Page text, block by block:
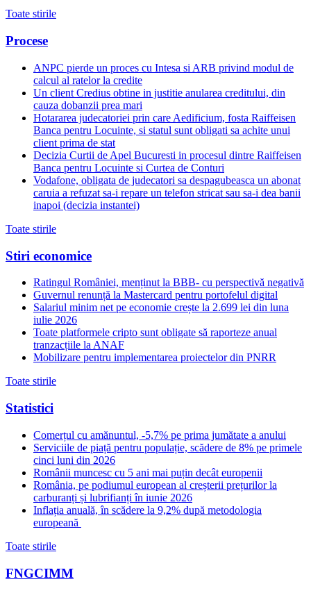
Toate stirile
Procese
ANPC pierde un proces cu Intesa si ARB privind modul de
calcul al ratelor la credite
Un client Credius obtine in justitie anularea creditului, din
cauza dobanzii prea mari
Hotararea judecatoriei prin care Aedificium, fosta Raiffeisen
Banca pentru Locuinte, si statul sunt obligati sa achite unui
client prima de stat
Decizia Curtii de Apel Bucuresti in procesul dintre Raiffeisen
Banca pentru Locuinte si Curtea de Conturi
Vodafone, obligata de judecatori sa despagubeasca un abonat
caruia a refuzat sa-i repare un telefon stricat sau sa-i dea banii
inapoi (decizia instantei)
Toate stirile
Stiri economice
Ratingul României, menținut la BBB- cu perspectivă negativă
Guvernul renunță la Mastercard pentru portofelul digital
Salariul minim net pe economie crește la 2.699 lei din luna
iulie 2026
Toate platformele cripto sunt obligate să raporteze anual
tranzacțiile la ANAF
Mobilizare pentru implementarea proiectelor din PNRR
Toate stirile
Statistici
Comerțul cu amănuntul, -5,7% pe prima jumătate a anului
Serviciile de piață pentru populație, scădere de 8% pe primele
cinci luni din 2026
Românii muncesc cu 5 ani mai puțin decât europenii
România, pe podiumul european al creșterii prețurilor la
carburanți și lubrifianți în iunie 2026
Inflația anuală, în scădere la 9,2% după metodologia
europeană
Toate stirile
FNGCIMM